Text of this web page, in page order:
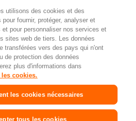
migros user/
Instagram
utilisons des cookies et des
fournir, protéger, analyser et
pour personnaliser nos services et
sites web de tiers. Les données
transférées vers des pays qui n'ont
de protection des données
plus d'informations dans
cookies.
les cookies nécessaires
tous les cookies